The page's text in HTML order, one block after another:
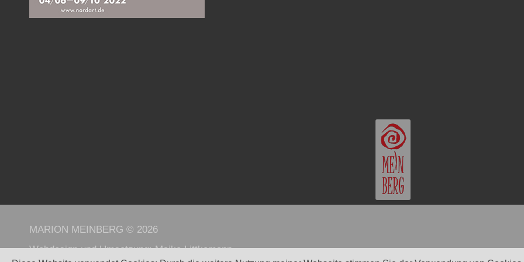
MARION MEINBERG © 2026
Webdesign und Umsetzung:Maike Littkemann